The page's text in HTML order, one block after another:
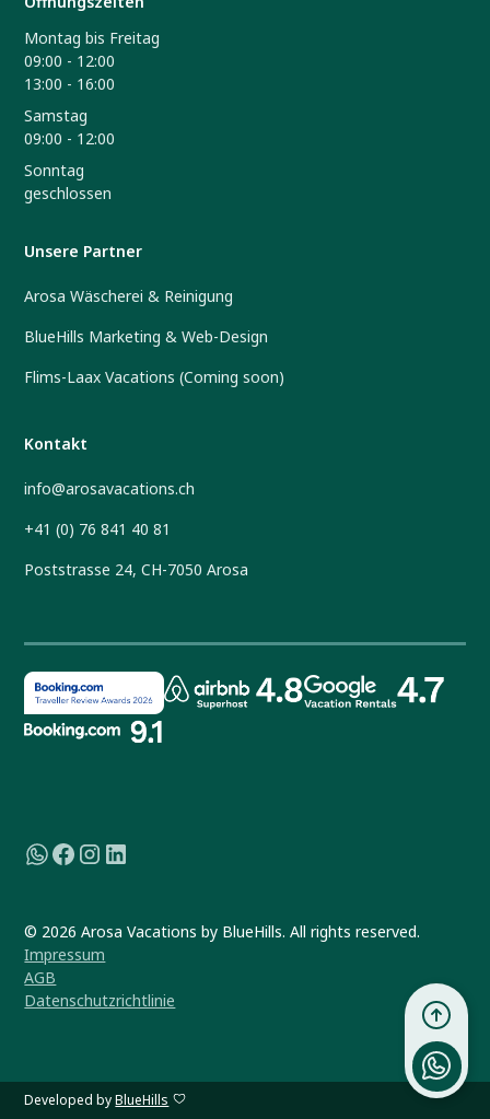
Montag bis Freitag
09:00 - 12:00
13:00 - 16:00
Samstag
09:00 - 12:00
Sonntag
geschlossen
Unsere Partner
Arosa Wäscherei & Reinigung
BlueHills Marketing & Web-Design
Flims-Laax Vacations (Coming soon)
Kontakt
info@arosavacations.ch
+41 (0) 76 841 40 81
Poststrasse 24, CH-7050 Arosa
© 2026 Arosa Vacations by BlueHills. All rights reserved.
Impressum
AGB
Datenschutzrichtlinie
Developed byBlueHills